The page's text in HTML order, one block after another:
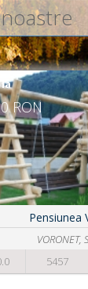
la
RON
Pensiunea
BUSTENI,
6121